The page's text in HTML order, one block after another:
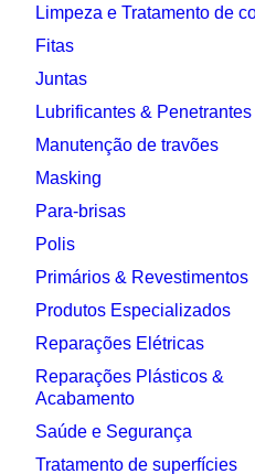
Limpeza e Tratamento de
Fitas
Juntas
Lubrificantes & Penetrantes
Manutenção de travões
Masking
Para-brisas
Polis
Primários & Revestimentos
Produtos Especializados
Reparações Elétricas
Reparações Plásticos &
Acabamento
Saúde e Segurança
Tratamento de superfícies